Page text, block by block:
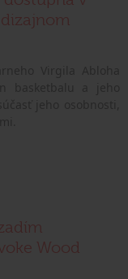
Wood